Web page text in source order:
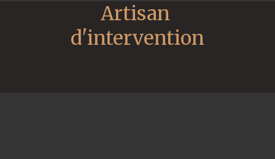
Artisan
d'intervention